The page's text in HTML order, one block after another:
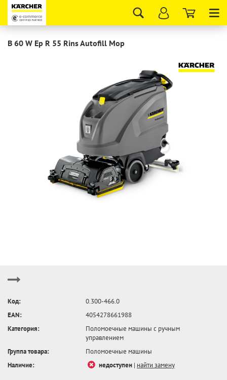
B 60 W Ep R 55 Rins Autofill Mop
Код:
0.300-466.0
EAN:
4054278661988
Категория:
Поломоечные машины с ручным
управлением
Группа товара:
Поломоечные машины
Наличие:
недоступен | найти замену